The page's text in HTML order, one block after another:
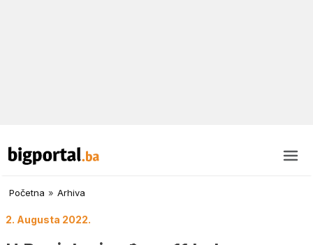
Početna » Arhiva
2. Augusta 2022.